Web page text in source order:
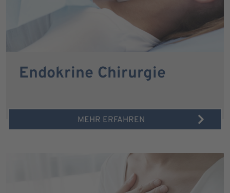
Endokrine Chirurgie
MEHR ERFAHREN